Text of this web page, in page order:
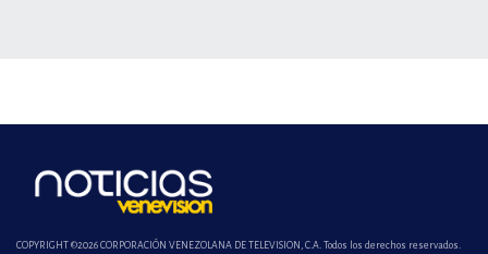
COPYRIGHT ©2026 CORPORACIÓN VENEZOLANA DE TELEVISION, C.A. Todos los derechos reservados.